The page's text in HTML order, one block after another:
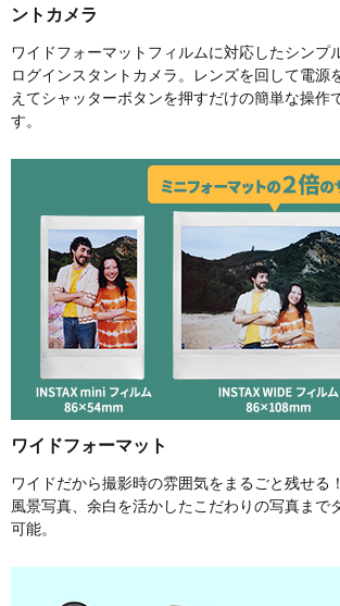
ントカメラ
ワイドフォーマットフィルムに対応したシンプ
ログインスタントカメラ。レンズを回して電源
えてシャッターボタンを押すだけの簡単な操作
す。
ワイドフォーマット
ワイドだから撮影時の雰囲気をまるごと残せる
風景写真、余白を活かしたこだわりの写真まで
可能。